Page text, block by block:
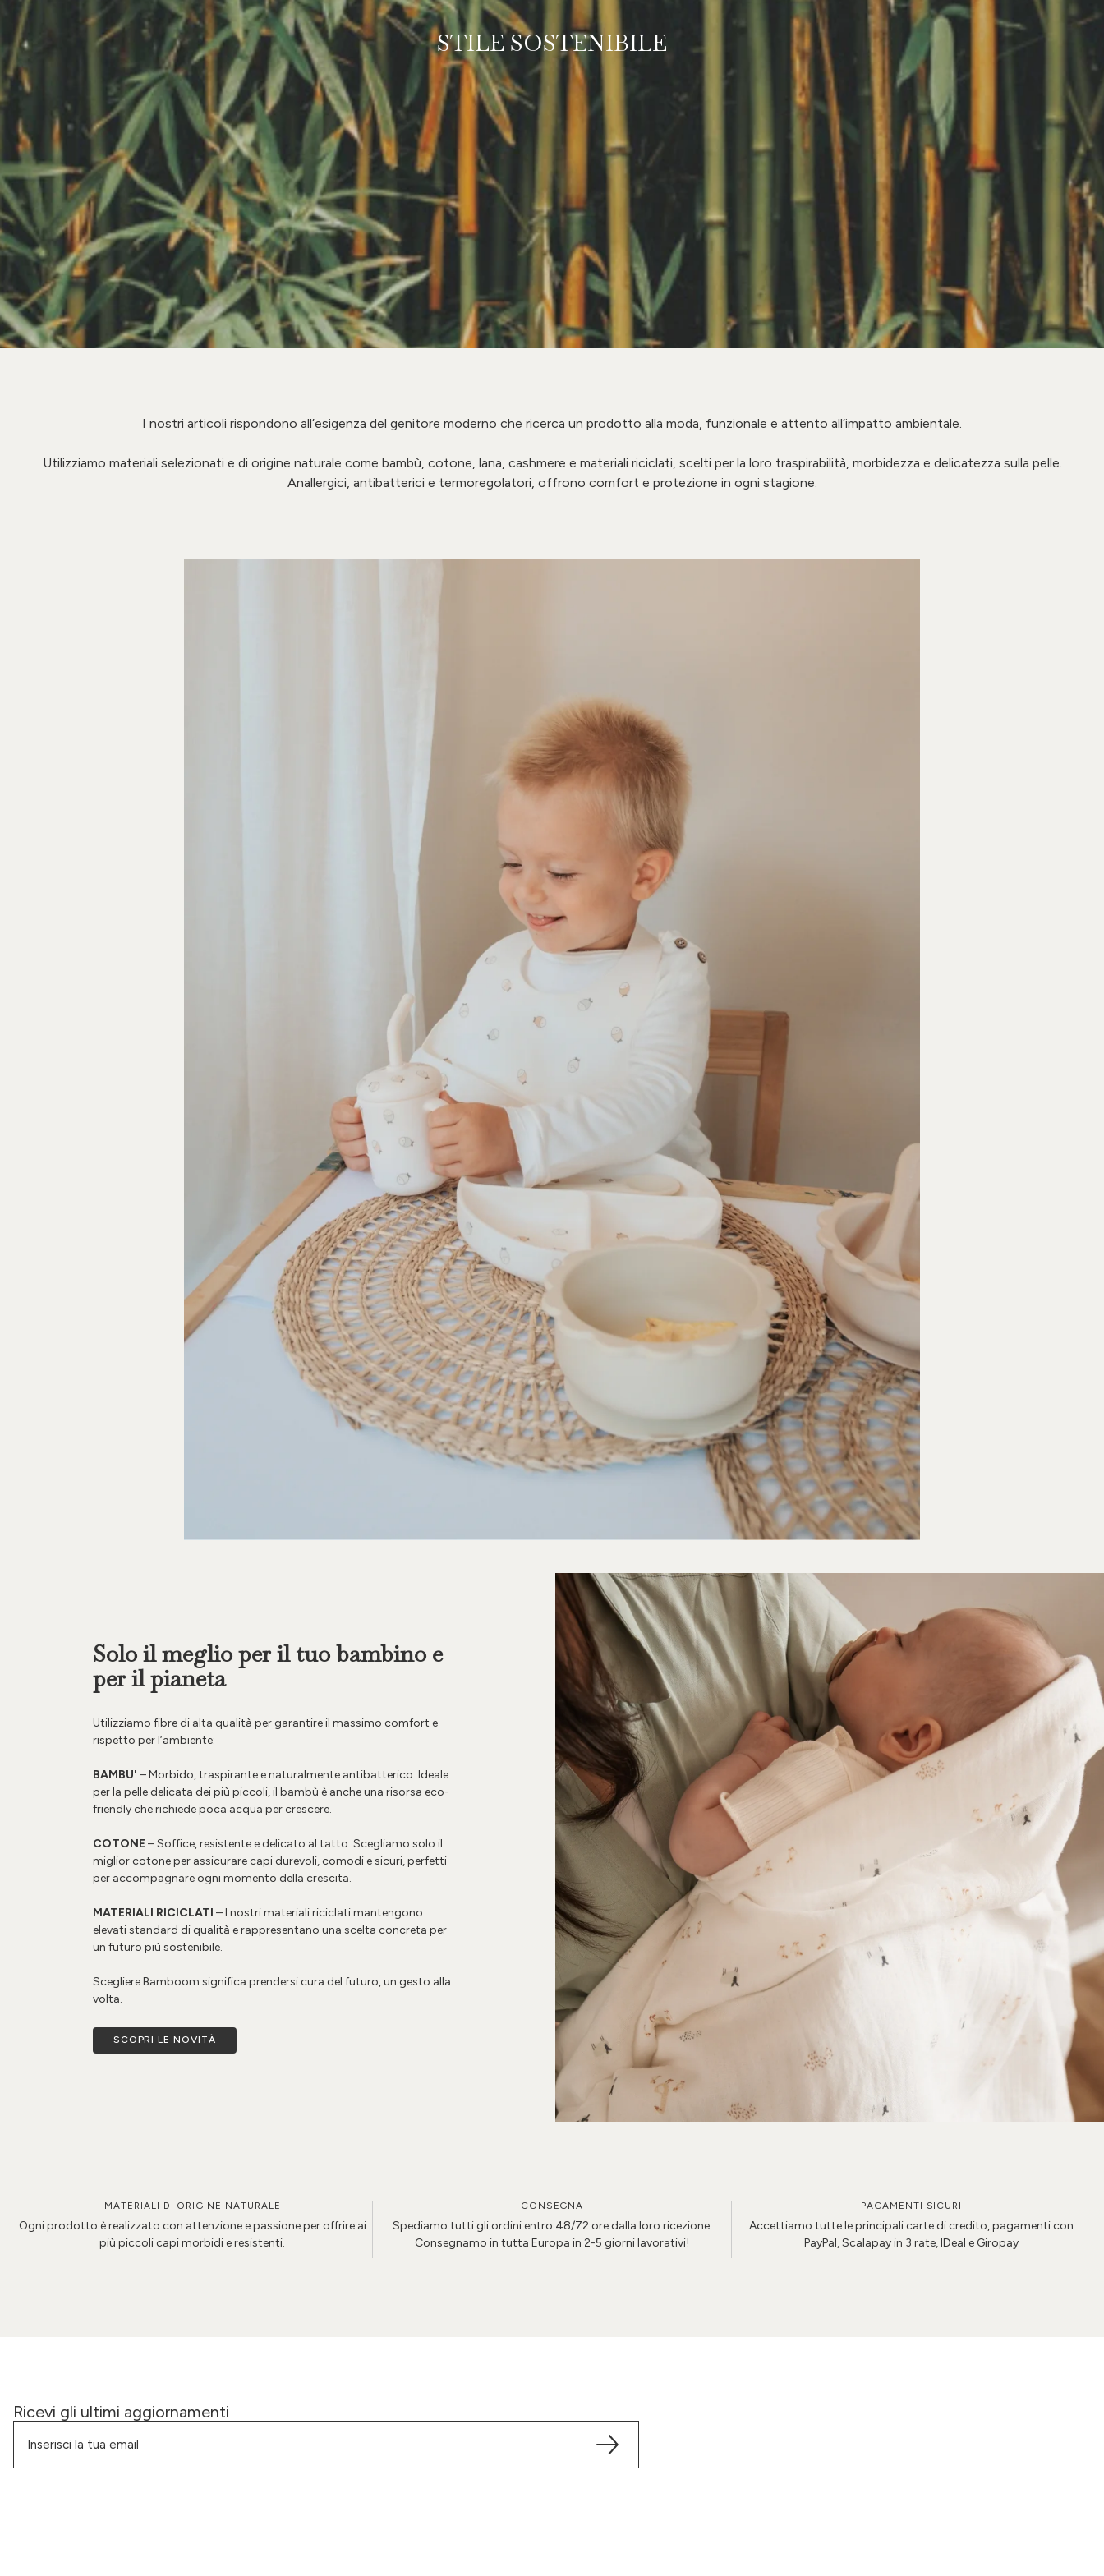
STILE SOSTENIBILE
I nostri articoli rispondono all’esigenza del genitore moderno che ricerca un prodotto alla moda, funzionale e attento all’impatto ambientale.
Utilizziamo materiali selezionati e di origine naturale come bambù, cotone, lana, cashmere e materiali riciclati, scelti per la loro traspirabilità, morbidezza e delicatezza sulla pelle.
Anallergici, antibatterici e termoregolatori, offrono comfort e protezione in ogni stagione.
Solo il meglio per il tuo bambino e
per il pianeta
Utilizziamo fibre di alta qualità per garantire il massimo comfort e
rispetto per l’ambiente:
BAMBU' – Morbido, traspirante e naturalmente antibatterico. Ideale
per la pelle delicata dei più piccoli, il bambù è anche una risorsa eco-
friendly che richiede poca acqua per crescere.
COTONE – Soffice, resistente e delicato al tatto. Scegliamo solo il
miglior cotone per assicurare capi durevoli, comodi e sicuri, perfetti
per accompagnare ogni momento della crescita.
MATERIALI RICICLATI – I nostri materiali riciclati mantengono
elevati standard di qualità e rappresentano una scelta concreta per
un futuro più sostenibile.
Scegliere Bamboom significa prendersi cura del futuro, un gesto alla
volta.
SCOPRI LE NOVITÀ
MATERIALI DI ORIGINE NATURALE
Ogni prodotto è realizzato con attenzione e passione per offrire ai
più piccoli capi morbidi e resistenti.
CONSEGNA
Spediamo tutti gli ordini entro 48/72 ore dalla loro ricezione.
Consegnamo in tutta Europa in 2-5 giorni lavorativi!
PAGAMENTI SICURI
Accettiamo tutte le principali carte di credito, pagamenti con
PayPal, Scalapay in 3 rate, IDeal e Giropay
Ricevi gli ultimi aggiornamenti